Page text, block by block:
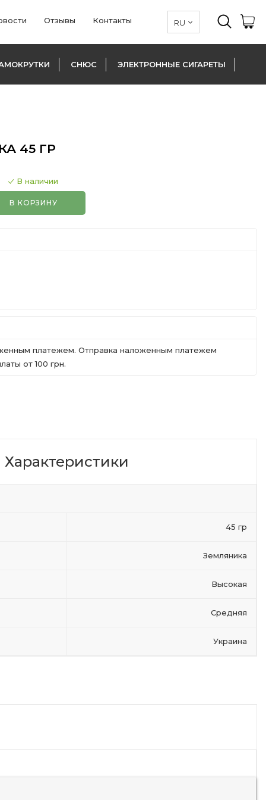
Отзывы Контакты
СНЮС ЭЛЕКТРОННЫЕ СИГАРЕТЫ
45 ГР
В наличии
В КОРЗИНУ
платежем. Отправка наложенным платежем
от 100 грн.
Характеристики
45 гр
Земляника
Высокая
Cредняя
Украина